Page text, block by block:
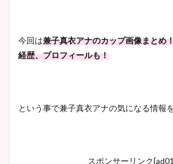
今回は兼子真衣アナのカップ画像まとめ
経歴、プロフィールも！
という事で兼子真衣アナの気になる情報
スポンサーリンク